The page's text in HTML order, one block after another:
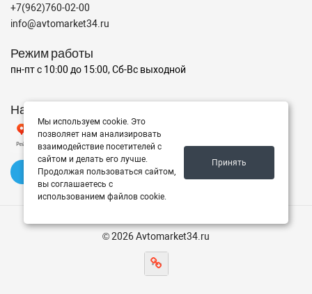
+7(962)760-02-00
info@avtomarket34.ru
Режим работы
пн-пт с 10:00 до 15:00, Сб-Вс выходной
Наш рейтинг на Яндексе
✍️ Оставить отзыв
© 2026 Avtomarket34.ru
Мы используем cookie. Это
позволяет нам анализировать
взаимодействие посетителей с
сайтом и делать его лучше.
Продолжая пользоваться сайтом,
вы соглашаетесь с
использованием файлов cookie.
Принять